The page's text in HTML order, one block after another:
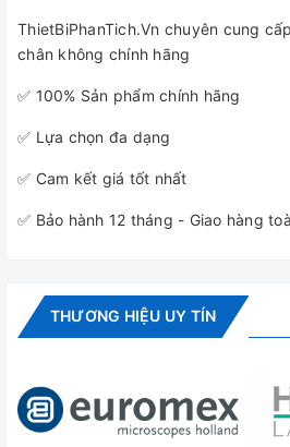
ThietBiPhanTich.Vn chuyên cung
chân không chính hãng
✅ 100% Sản phẩm chính hãng
✅ Lựa chọn đa dạng
✅ Cam kết giá tốt nhất
✅ Bảo hành 12 tháng - Giao hàng
THƯƠNG HIỆU UY TÍN